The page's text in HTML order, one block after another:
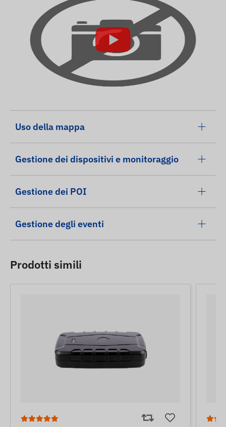
Uso della mappa
Gestione dei dispositivi e monitoraggio
Gestione dei POI
Gestione degli eventi
Prodotti simili